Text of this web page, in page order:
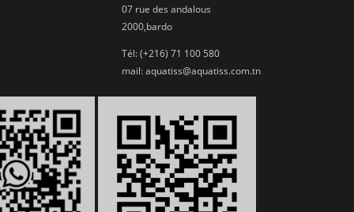
07 rue des andalous
2000,bardo
Tél: (+216) 71 100 580
mail:aquatiss@aquatiss.com.tn